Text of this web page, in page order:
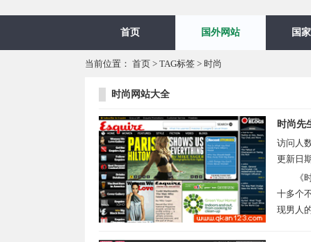
首页 国外网站 国
当前位置： 首页 > TAG标签 > 时尚
时尚网站大全
时尚先
访问人
更新日
《
十多个
现男人